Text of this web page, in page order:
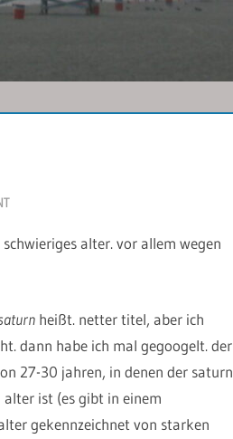
alter. vor allem wegen
heißt. netter titel, aber ich
dann habe ich mal gegoogelt. der
27-30 jahren, in denen der saturn
ist (es gibt in einem
gekennzeichnet von starken